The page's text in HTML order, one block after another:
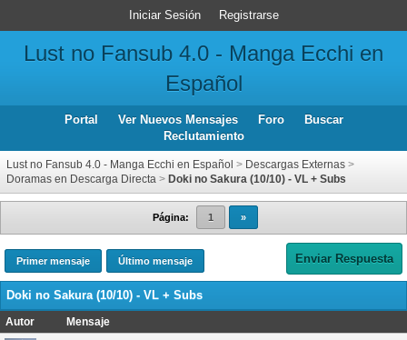
Iniciar Sesión Registrarse
Lust no Fansub 4.0 - Manga Ecchi en
Español
Portal Ver Nuevos Mensajes Foro
Buscar
Reclutamiento
Lust no Fansub 4.0 - Manga Ecchi en Español > Descargas Externas >
Doramas en Descarga Directa > Doki no Sakura (10/10) - VL + Subs
Página: 1 »
Primer mensaje Último mensaje Enviar Respuesta
Doki no Sakura (10/10) - VL + Subs
Autor
Mensaje